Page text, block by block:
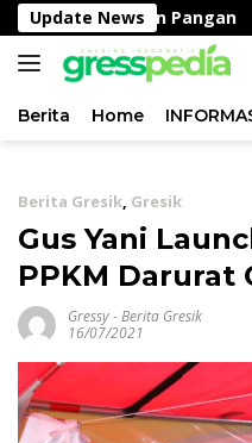
Langsung
ke
konten
Update News
Ketahanan Pangan
Berita Home
Berita Gresik, Gresik
Gus Yani
PPKM Darurat
Gressy-Berita Gresik
16/07/2021